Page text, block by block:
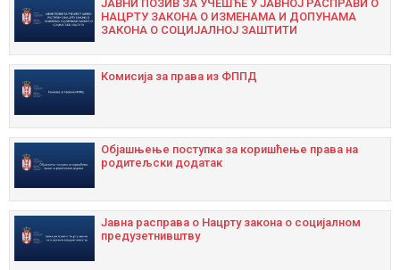
ЈАВНИ ПОЗИВ ЗА УЧЕШЋЕ У ЈАВНОЈ РАСПРАВИ О
НАЦРТУ ЗАКОНА О ИЗМЕНАМА И ДОПУНАМА
ЗАКОНА О СОЦИЈАЛНОЈ ЗАШТИТИ
Комисија за права из ФППД
Објашњење поступка за коришћење права на
родитељски додатак
Јавна расправа о Нацрту закона о социјалном
предузетнивштву